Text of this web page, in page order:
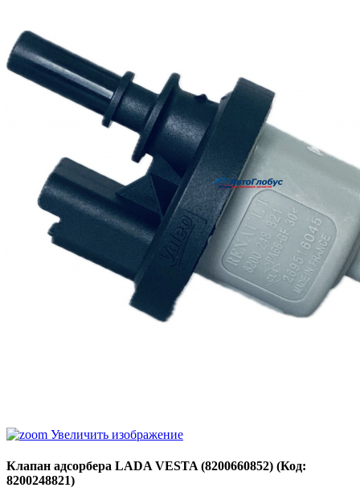
Увеличить изображение
Клапан адсорбера LADA VESTA (8200660852) (Код:
8200248821)